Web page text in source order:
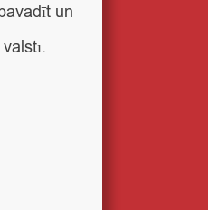
un
valstī.